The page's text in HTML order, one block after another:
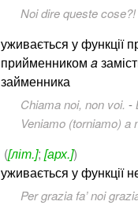
Noi dire queste cose?!
уживається у функції
прийменником a
займенника
Chiama noi, non voi. -
Veniamo (torniamo) a
([літ.]; [арх.])
уживається у функції
Per grazia fa’ noi